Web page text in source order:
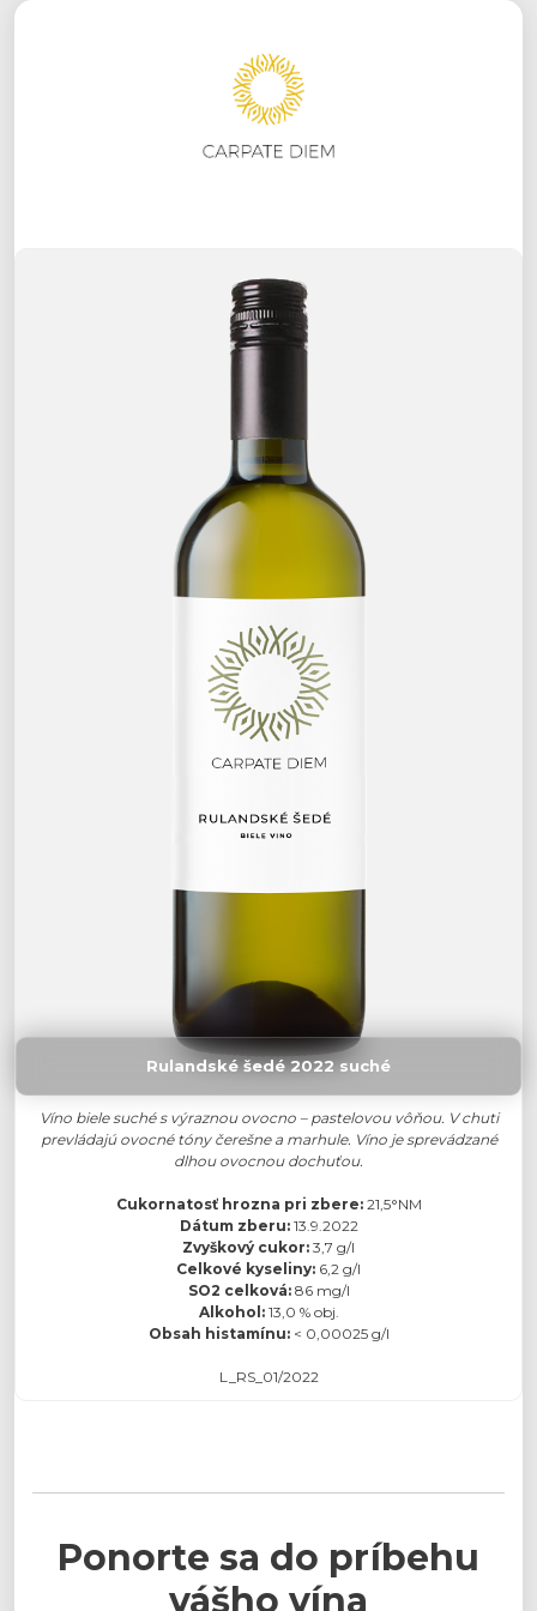
Rulandské šedé 2022 suché
Víno biele suché s výraznou ovocno – pastelovou vôňou. V chuti
prevládajú ovocné tóny čerešne a marhule. Víno je sprevádzané
dlhou ovocnou dochuťou.
Cukornatosť hrozna pri zbere: 21,5°NM
Dátum zberu: 13.9.2022
Zvyškový cukor: 3,7 g/l
Celkové kyseliny: 6,2 g/l
SO2 celková:86 mg/l
Alkohol:13,0 % obj.
Obsah histamínu:< 0,00025 g/l
L_RS_01/2022
Ponorte sa do príbehu
vášho vína